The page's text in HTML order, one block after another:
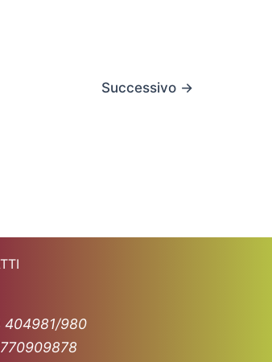
Successivo →
404981/980